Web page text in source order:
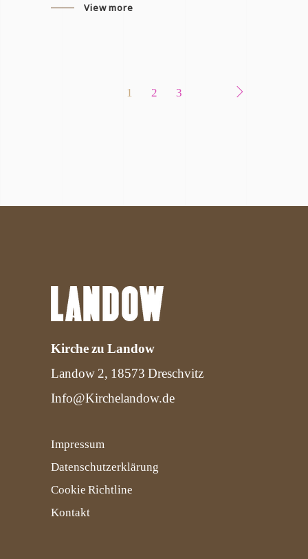
View more
1 2 3
Kirche zu Landow
Landow 2, 18573 Dreschvitz
Info@Kirchelandow.de
Impressum
Datenschutzerklärung
Cookie Richtline
Kontakt